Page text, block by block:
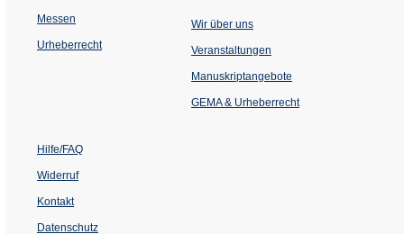
Messen
Urheberrecht
Wir über uns
Veranstaltungen
einem
Tab)
Manuskriptangebote
GEMA & Urheberrecht
Hilfe/FAQ
Widerruf
Kontakt
Datenschutz